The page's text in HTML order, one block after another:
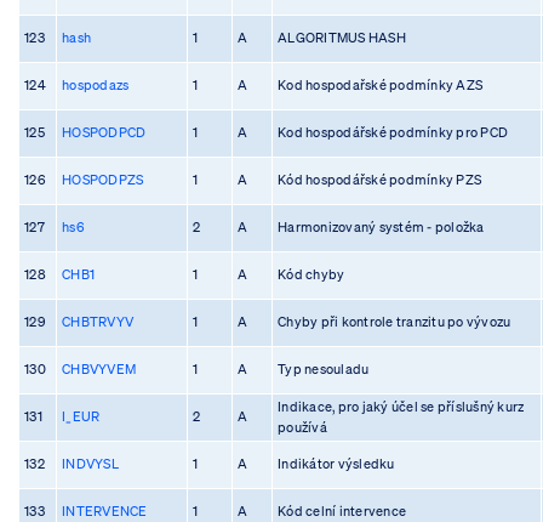
123 hash 1 A ALGORITMUS HASH
124 hospodazs 1 A Kod hospodařské podmínky AZS
125 HOSPODPCD 1 A Kod hospodářské podmínky pro PCD
126 HOSPODPZS 1 A Kód hospodářské podmínky PZS
127 hs6 2 A Harmonizovaný systém - položka
128 CHB1 1 A Kód chyby
129 CHBTRVYV 1 A Chyby při kontrole tranzitu po vývozu
130 CHBVYVEM 1 A Typ nesouladu
131 I_EUR 2 A
Indikace, pro jaký účel se příslušný kurz
používá
132 INDVYSL 1 A Indikátor výsledku
133 INTERVENCE 1 A Kód celní intervence